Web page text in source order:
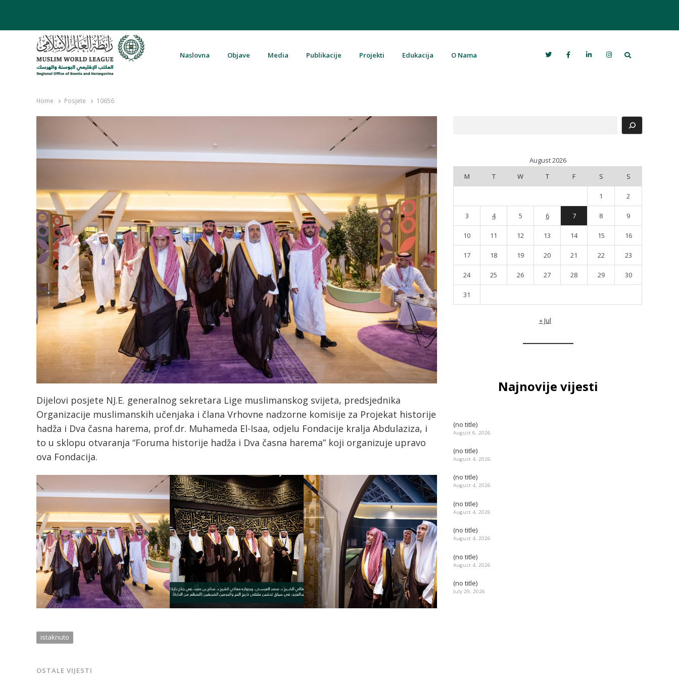
Naslovna Objave Media Publikacije Projekti Edukacija O Nama Search
Home Posjete 10656
Dijelovi posjete NJ.E. generalnog sekretara Lige muslimanskog svijeta, predsjednika
Organizacije muslimanskih učenjaka i člana Vrhovne nadzorne komisije za Projekat historije
hadža i Dva časna harema, prof.dr. Muhameda El-Isaa, odjelu Fondacije kralja Abdulaziza, i
to u sklopu otvaranja “Foruma historije hadža i Dva časna harema” koji organizuje upravo
ova Fondacija.
istaknuto
OSTALE VIJESTI
August 2026
M
T W T F S S
1 2
3 4 5 6 7 8 9
10 11 12 13 14 15 16
17 18 19 20 21 22 23
24 25 26 27 28 29 30
31
« Jul
Najnovije vijesti
(no title)
August 6, 2026
(no title)
August 4, 2026
(no title)
August 4, 2026
(no title)
August 4, 2026
(no title)
August 4, 2026
(no title)
August 4, 2026
(no title)
July 29, 2026